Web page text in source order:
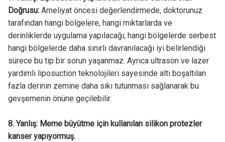
Doğrusu:Ameliyat öncesi değerlendirmede, doktorunuz
tarafından hangi bölgelere, hangi miktarlarda ve
derinliklerde uygulama yapılacağı; hangi bölgelerde serbest
hangi bölgelerde daha sınırlı davranılacağı iyi belirlendiği
sürece bu tip bir sorun yaşanmaz. Ayrıca ultrason ve lazer
yardımlı liposuction teknolojileri sayesinde altı boşaltılan
fazla derinin zemine daha sıkı tutunması sağlanarak bu
gevşemenin önüne geçilebilir.
8. Yanlış: Meme büyütme için kullanılan silikon protezler
kanser yapıyormuş.